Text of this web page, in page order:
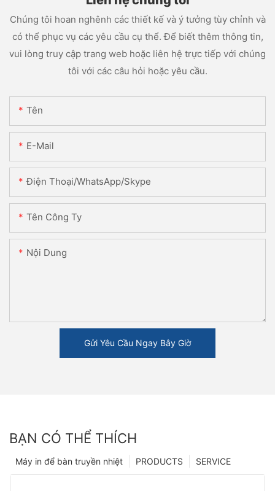
Chúng tôi hoan nghênh các thiết kế và ý tưởng tùy chỉnh và
có thể phục vụ các yêu cầu cụ thể. Để biết thêm thông tin,
vui lòng truy cập trang web hoặc liên hệ trực tiếp với chúng
tôi với các câu hỏi hoặc yêu cầu.
Tên
E-Mail
Điện Thoại/WhatsApp/Skype
Tên Công Ty
Nội Dung
Gửi Yêu Cầu Ngay Bây Giờ
BẠN CÓ THỂ THÍCH
SERVICE
PRODUCTS
Máy in để bàn truyền nhiệt